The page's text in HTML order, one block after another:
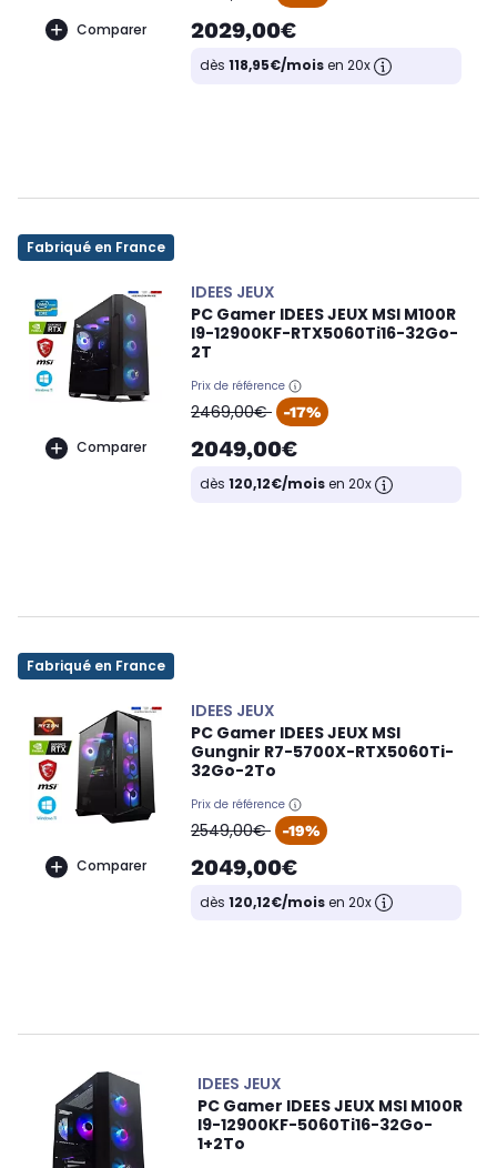
Comparer 2029,00€
dès 118,95€/moisen 20x
Fabriqué en France
Comparer
IDEES JEUX
PC Gamer IDEES JEUX MSI M100R
I9-12900KF-RTX5060Ti16-32Go-
2T
Prix de référence
oldPrice
2469,00€ -17%
2049,00€
dès 120,12€/moisen 20x
Fabriqué en France
Comparer
IDEES JEUX
PC Gamer IDEES JEUX MSI
Gungnir R7-5700X-RTX5060Ti-
32Go-2To
Prix de référence
oldPrice
2549,00€ -19%
2049,00€
dès 120,12€/moisen 20x
IDEES JEUX
PC Gamer IDEES JEUX MSI M100R
I9-12900KF-5060Ti16-32Go-
1+2To